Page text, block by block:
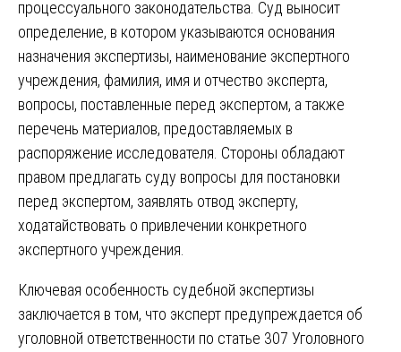
процессуального законодательства. Суд выносит
определение, в котором указываются основания
назначения экспертизы, наименование экспертного
учреждения, фамилия, имя и отчество эксперта,
вопросы, поставленные перед экспертом, а также
перечень материалов, предоставляемых в
распоряжение исследователя. Стороны обладают
правом предлагать суду вопросы для постановки
перед экспертом, заявлять отвод эксперту,
ходатайствовать о привлечении конкретного
экспертного учреждения.
Ключевая особенность судебной экспертизы
заключается в том, что эксперт предупреждается об
уголовной ответственности по статье 307 Уголовного